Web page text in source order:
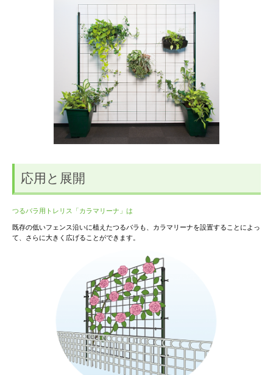
応用と展開
つるバラ用トレリス「カラマリーナ」は
既存の低いフェンス沿いに植えたつるバラも、カラマリーナを設置することによっ
て、さらに大きく広げることができます。